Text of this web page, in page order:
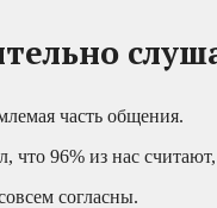
часть общения.
что 96% из нас
согласны.